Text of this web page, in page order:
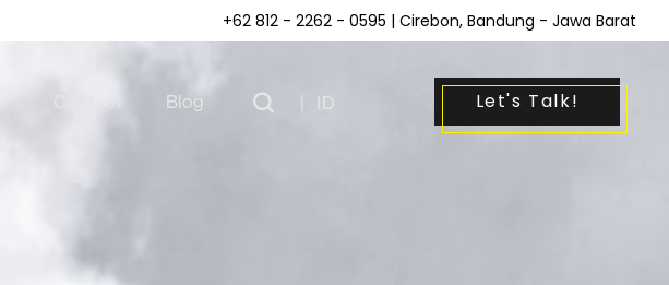
+62 812 - 2262 - 0595 | Cirebon, Bandung - Jawa Barat
Blog ID Let's Talk!